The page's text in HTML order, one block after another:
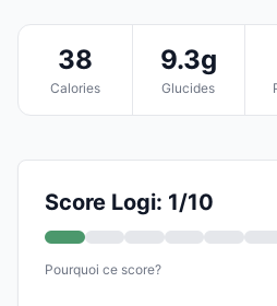
38
Calories
9.3g
Glucides
Score Logi: 1/10
Pourquoi ce score?